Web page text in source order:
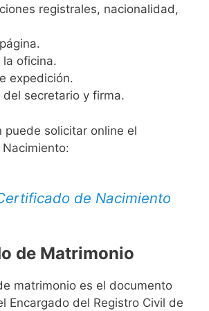
registrales, nacionalidad,
la oficina.
expedición.
del secretario y firma.
puede solicitar online el
de Nacimiento
de Matrimonio
matrimonio es el documento
Encargado del Registro Civil de